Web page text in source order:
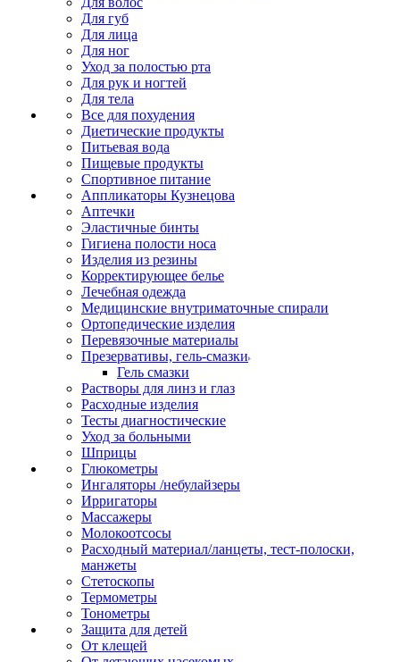
Для губ
Для лица
Для ног
Уход за полостью рта
Для рук и ногтей
Для тела
Все для похудения
Диетические продукты
Питьевая вода
Пищевые продукты
Спортивное питание
Аппликаторы Кузнецова
Аптечки
Эластичные бинты
Гигиена полости носа
Изделия из резины
Корректирующее белье
Лечебная одежда
Медицинские внутриматочные спирали
Ортопедические изделия
Перевязочные материалы
Презервативы, гель-смазки
Гель смазки
Растворы для линз и глаз
Расходные изделия
Тесты диагностические
Уход за больными
Шприцы
Глюкометры
Ингаляторы /небулайзеры
Ирригаторы
Массажеры
Молокоотсосы
Расходный материал/ланцеты, тест-полоски,
манжеты
Стетоскопы
Термометры
Тонометры
Защита для детей
От клещей